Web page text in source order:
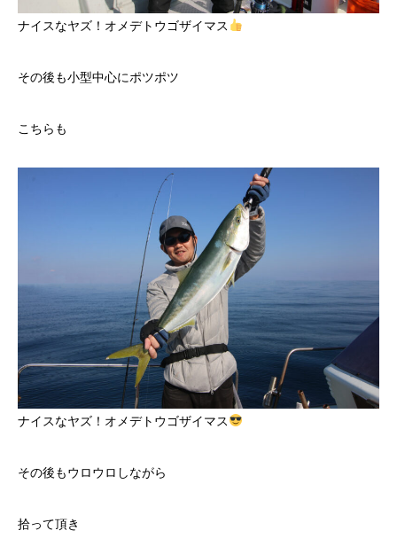
ナイスなヤズ！オメデトウゴザイマス
その後も小型中心にポツポツ
こちらも
ナイスなヤズ！オメデトウゴザイマス
その後もウロウロしながら
拾って頂き